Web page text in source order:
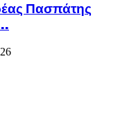
Πασπάτης